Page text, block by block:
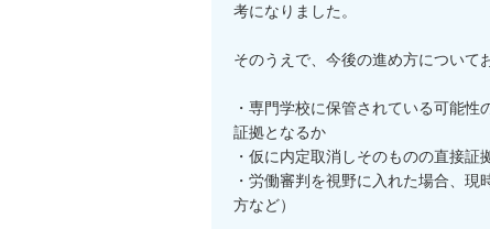
考になりました。
そのうえで、今後の進め方について
・専門学校に保管されている可能
証拠となるか
・仮に内定取消しそのものの直接
・労働審判を視野に入れた場合、
方など）